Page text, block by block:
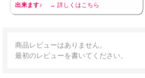
出来ます♪
→ 詳しくはこちら
商品レビューはありません。
最初のレビューを書いてください。